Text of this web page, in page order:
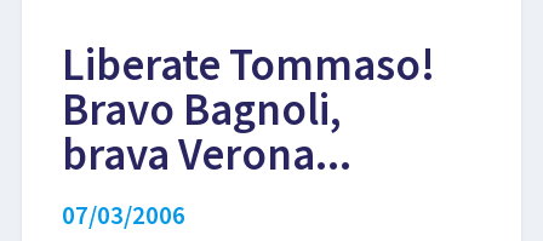
EVENTI
LIBRI
Liberate Tommaso!
Bravo Bagnoli,
brava Verona...
07/03/2006